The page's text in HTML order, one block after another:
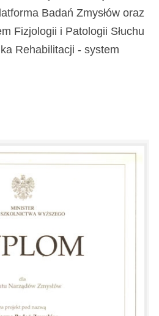
Badań Zmysłów oraz
Fizjologii i Patologii Słuchu
Rehabilitacji - system